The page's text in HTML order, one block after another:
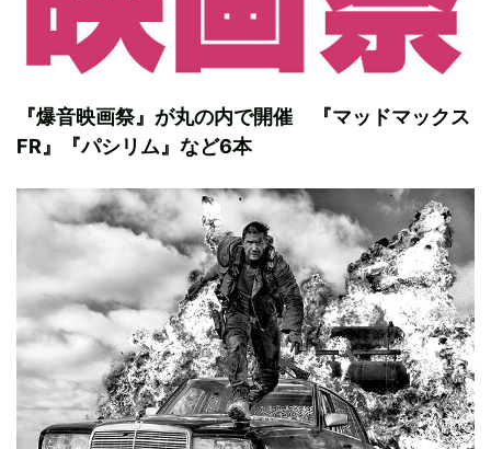
『爆音映画祭』が丸の内で開催 『マッドマックス
FR』『パシリム』など6本